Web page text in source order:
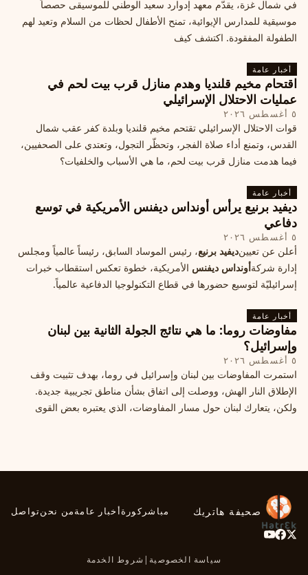
في شمال غزة، يقدّم معهد إدوارد سعيد الوطني للموسيقى حصصاً
موسيقية للمدارس الإيوائية، تمنح الأطفال لحظات من السلام وتعيد لهم
الطفولة المفقودة. اكتشف كيف
أخبار عامة
اقتحام مخيم قلنديا وهدم منازل قرب بيت لحم في
عمليات الاحتلال الإسرائيلي
٥ أغسطس ٢٠٢٦
قوات الاحتلال الإسرائيلي تقتحم مخيم قلنديا وبلدة كفر عقب شمال
القدس، وتمنع أداء صلاة الفجر، وتحظّر التجول، وتعتدي على الصحفيين،
فيما هدمت منازل قرب بيت لحم، ما هي الأسباب والخلفيات؟
أخبار عامة
ديفيد برنيع يرأس أونداس ديفنس الأمريكية في توسع
دفاعي
٥ أغسطس ٢٠٢٦
أعلن عن تعيينديفيد برنيع، رئيس الموساد السابق، رئيساً عالمياً ومجلس
إدارة شركةأونداس ديفنس الأمريكية، خطوة تعكس استقطاب خبرات
إسرائيليّة لتوسيع حضورها في قطاع التكنولوجيا الدفاعية عالمياً.
أخبار عامة
مفاوضات روما: ما هي نتائج الجولة الثانية بين لبنان
وإسرائيل؟
٥ أغسطس ٢٠٢٦
استمرت المفاوضات بين لبنان وإسرائيل في روما، بهدف تثبيت وقف
الإطلاق النار الهش، ووصلت إلى اتفاق بشأن مناطق تجريبية جديدة.
ولكن، يتعارك لبنان حول مسار المفاوضات، الذي يعتبره بعض القوى
صحيفة هاتريك مباشر كورةأخبار عامةمن نحنتواصل
سياسة الخصوصية | شروط الخدمة